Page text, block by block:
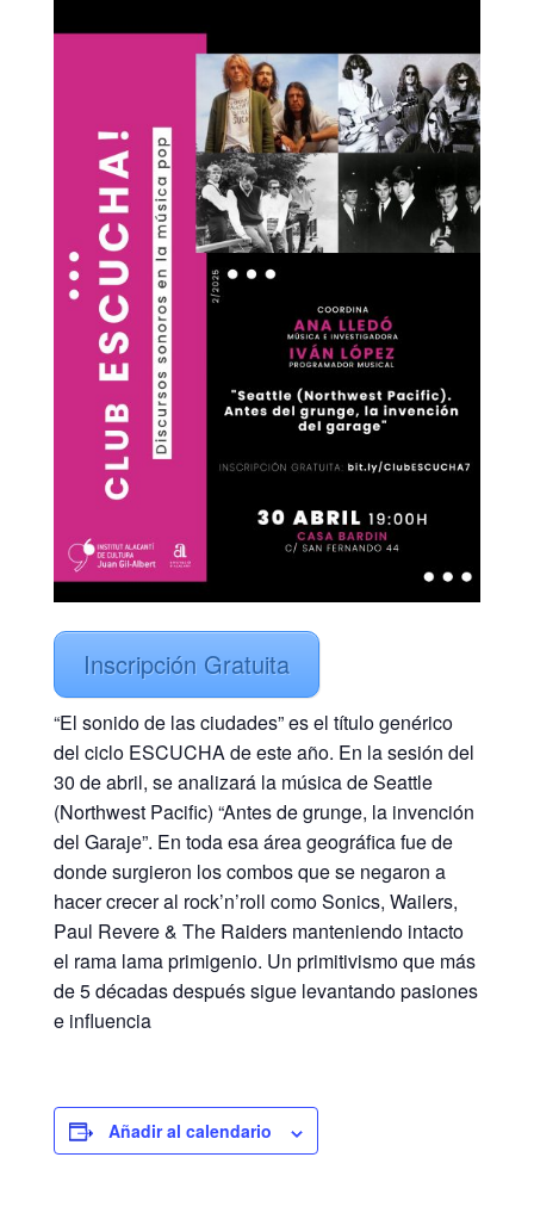
Inscripción Gratuita
“El sonido de las ciudades” es el título genérico
del ciclo ESCUCHA de este año. En la sesión del
30 de abril, se analizará la música de Seattle
(Northwest Pacific) “Antes de grunge, la invención
del Garaje”. En toda esa área geográfica fue de
donde surgieron los combos que se negaron a
hacer crecer al rock’n’roll como Sonics, Wailers,
Paul Revere & The Raiders manteniendo intacto
el rama lama primigenio. Un primitivismo que más
de 5 décadas después sigue levantando pasiones
e influencia
Añadir al calendario